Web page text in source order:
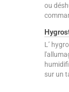
ou
L’
sur un